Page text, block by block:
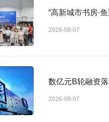
“高新城市书房·
2026-08-07
数亿元B轮融资
2026-08-07